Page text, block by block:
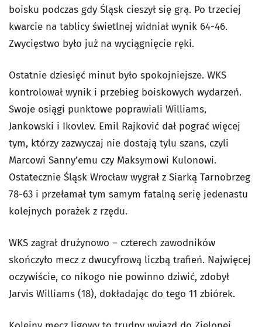
boisku podczas gdy Śląsk cieszył się grą. Po trzeciej
kwarcie na tablicy świetlnej widniał wynik 64-46.
Zwycięstwo było już na wyciągnięcie ręki.
Ostatnie dziesięć minut było spokojniejsze. WKS
kontrolował wynik i przebieg boiskowych wydarzeń.
Swoje osiągi punktowe poprawiali Williams,
Jankowski i Ikovlev. Emil Rajković dał pograć więcej
tym, którzy zazwyczaj nie dostają tylu szans, czyli
Marcowi Sanny’emu czy Maksymowi Kulonowi.
Ostatecznie Śląsk Wrocław wygrał z Siarką Tarnobrzeg
78-63 i przełamał tym samym fatalną serię jedenastu
kolejnych porażek z rzędu.
WKS zagrał drużynowo – czterech zawodników
skończyło mecz z dwucyfrową liczbą trafień. Najwięcej
oczywiście, co nikogo nie powinno dziwić, zdobył
Jarvis Williams (18), dokładając do tego 11 zbiórek.